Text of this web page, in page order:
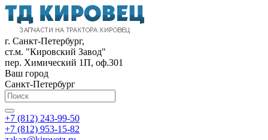
г. Санкт-Петербург,
ст.м. "Кировский Завод"
пер. Химический 1П, оф.301
Ваш город
Санкт-Петербург
+7 (812) 243-99-50
+7 (812) 953-15-82